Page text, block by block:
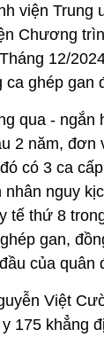
viện Trung
Chương
12/
ca ghép gan
qua - ngắn
2 năm, đơn
có 3 ca
nhân nguy
tế thứ 8
gan,
của quân
Việt
175 khẳng